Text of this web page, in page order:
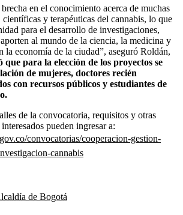
en el conocimiento acerca de muchas
y terapéuticas del cannabis, lo que
para el desarrollo de investigaciones,
al mundo de la ciencia, la medicina y
la economía de la ciudad”, aseguró Roldán,
que para la elección de los proyectos se
de mujeres, doctores recién
con recursos públicos y estudiantes de
de la convocatoria, requisitos y otras
pueden ingresar a:
convocatorias/cooperacion-gestion-
cannabis
de Bogotá